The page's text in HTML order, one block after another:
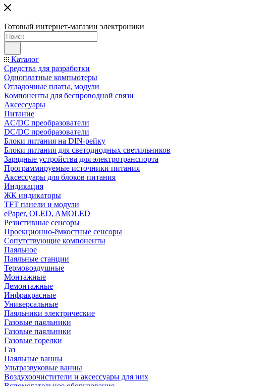
Готовый интернет-магазин электроники
Каталог
Средства для разработки
Одноплатные компьютеры
Отладочные платы, модули
Компоненты для беспроводной связи
Аксессуары
Питание
AC/DC преобразователи
DC/DC преобразователи
Блоки питания на DIN-рейку
Блоки питания для светодиодных светильников
Зарядные устройства для электротранспорта
Программируемые источники питания
Аксессуары для блоков питания
Индикация
ЖК индикаторы
TFT панели и модули
ePaper, OLED, AMOLED
Резистивные сенсоры
Проекционно-ёмкостные сенсоры
Сопутствующие компоненты
Паяльное
Паяльные станции
Термовоздушные
Монтажные
Демонтажные
Инфракрасные
Универсальные
Паяльники электрические
Газовые паяльники
Газовые паяльники
Газовые горелки
Газ
Паяльные ванны
Ультразвуковые ванны
Воздухоочистители и аксессуары для них